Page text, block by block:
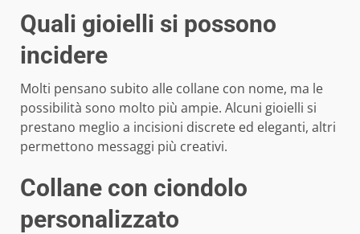
Quali gioielli si possono
incidere
Molti pensano subito alle collane con nome, ma le
possibilità sono molto più ampie. Alcuni gioielli si
prestano meglio a incisioni discrete ed eleganti, altri
permettono messaggi più creativi.
Collane con ciondolo
personalizzato